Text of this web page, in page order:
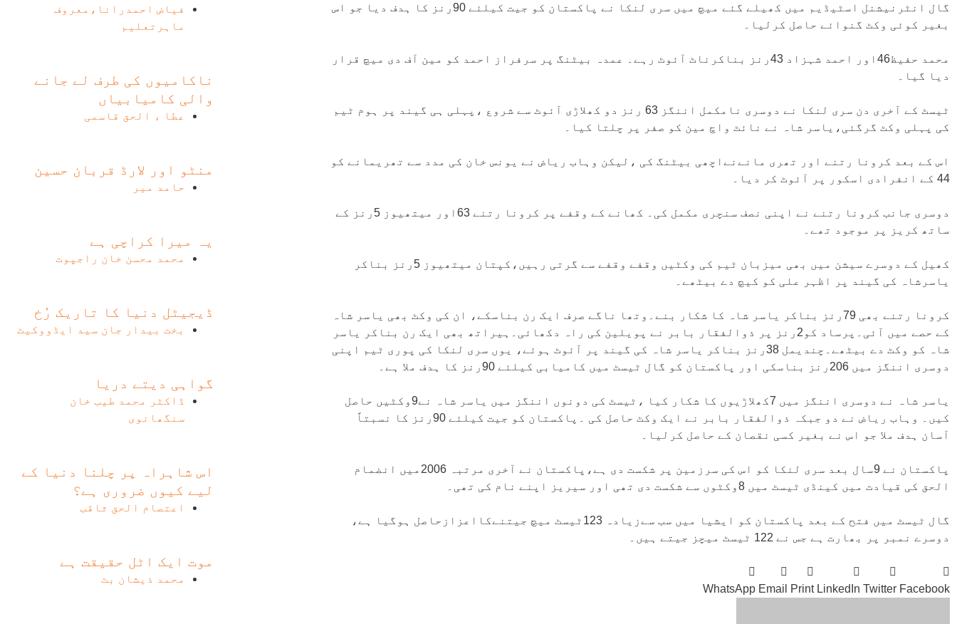
گال انٹرنیشنل اسٹیڈیم میں کھیلے گئے میچ میں سری لنکا نے پاکستان کو جیت کیلئے 90رنز کا ہدف دیا جو اس
بغیر کوئی وکٹ گنوائے حاصل کرلیا۔
محمد حفیظ46اور احمد شہزاد 43رنز بناکرناٹ آئوٹ رہے۔ عمدہ بیٹنگ پر سرفراز احمد کو مین آف دی میچ قرار
دیا گیا۔
ٹیسٹ کے آخری دن سری لنکا نے دوسری نامکمل اننگز 63 رنز دو کھلاڑی آئوٹ سے شروع ،پہلی ہی گیند پر ہوم ٹیم
کی پہلی وکٹ گرگئی،یاسر شاہ نے نائٹ واچ مین کو صفر پر چلتا کیا۔
اس کے بعد کرونا رتنے اور تھری مانےنےاچھی بیٹنگ کی ،لیکن وہاب ریاض نے یونس خان کی مدد سے تھریمانے کو
44 کے انفرادی اسکور پر آئوٹ کر دیا۔
دوسری جانب کرونا رتنے نے اپنی نصف سنچری مکمل کی۔ کھانے کے وقفے پر کرونا رتنے 63اور میتھیوز 5رنز کے
ساتھ کریز پر موجود تھے۔
کھیل کے دوسرے سیشن میں بھی میزبان ٹیم کی وکٹیں وقفے وقفے سے گرتی رہیں،کپتان میتھیوز 5رنز بناکر
یاسرشاہ کی گیند پر اظہر علی کو کیچ دے بیٹھے۔
کرونا رتنے بھی 79رنز بناکر یاسر شاہ کا شکار بنے۔وتھا ناگے صرف ایک رن بناسکے، ان کی وکٹ بھی یاسر شاہ
کے حصے میں آئی۔پرساد کو2رنز پر ذوالفقار بابر نے پویلین کی راہ دکھائی۔ہیراتھ بھی ایک رن بناکر یاسر
شاہ کو وکٹ دے بیٹھے۔چندیمل 38رنز بناکر یاسر شاہ کی گیند پر آئوٹ ہوئے، یوں سری لنکا کی پوری ٹیم اپنی
دوسری اننگز میں 206رنز بناسکی اور پاکستان کو گال ٹیسٹ میں کامیابی کیلئے 90رنز کا ہدف ملا ہے۔
یاسر شاہ نے دوسری اننگز میں 7کھلاڑیوں کا شکار کیا ،ٹیسٹ کی دونوں اننگز میں یاسر شاہ نے9وکٹیں حاصل
کیں۔ وہاب ریاض نے دو جبکہ ذوالفقار بابر نے ایک وکٹ حاصل کی ۔پاکستان کو جیت کیلئے 90رنز کا نسبتاً
آسان ہدف ملا جو اس نے بغیر کسی نقصان کے حاصل کرلیا۔
پاکستان نے 9سال بعد سری لنکا کو اس کی سرزمین پر شکست دی ہے،پاکستان نے آخری مرتبہ 2006میں انضمام
الحق کی قیادت میں کینڈی ٹیسٹ میں 8وکٹوں سے شکست دی تھی اور سیریز اپنے نام کی تھی۔
گال ٹیسٹ میں فتح کے بعد پاکستان کو ایشیا میں سب سےزیادہ 123ٹیسٹ میچ جیتنےکااعزازحاصل ہوگیا ہے،
دوسرے نمبر پر بھارت ہے جس نے 122 ٹیسٹ میچز جیتے ہیں۔
Facebook
Twitter
LinkedIn
Print
Email
WhatsApp
فیاض احمدرانا،معروف
ماہرتعلیم
ناکامیوں کی طرف لے جانے
والی کامیابیاں
عطا ء الحق قاسمی
منٹو اور لارڈ قربان حسین
حامد میر
یہ میرا کراچی ہے
محمد محسن خان راجپوت
ڈیجیٹل دنیا کا تاریک رُخ
بخت بیدار جان سید ایڈووکیٹ
گواہی دیتے دریا
ڈاکٹر محمد طیب خان
سنگھانوی
اس شاہراہ پر چلنا دنیا کے
لیے کیوں ضروری ہے؟
اعتصام الحق ثاقب
موت ایک اٹل حقیقت ہے
محمد ذیشان بٹ